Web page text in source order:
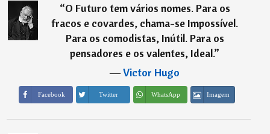
“O Futuro tem vários nomes. Para os
fracos e covardes, chama-se Impossível.
Para os comodistas, Inútil. Para os
pensadores e os valentes, Ideal.”
―Victor Hugo
Facebook Twitter WhatsApp Imagem